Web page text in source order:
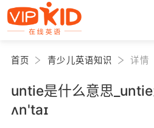
首页 青少儿英语知识 详情
untie是什么意思
ʌn'taɪ